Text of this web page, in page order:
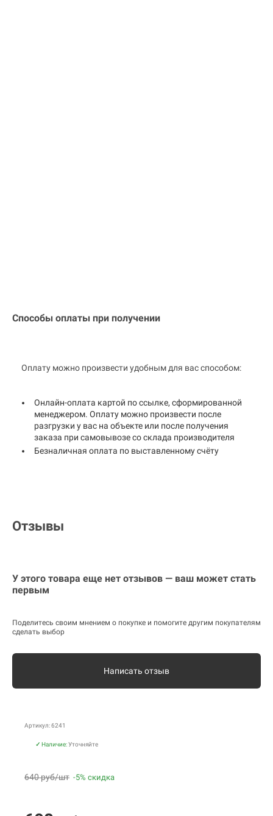
Способы оплаты при получении
Оплату можно произвести удобным для вас способом:
Онлайн-оплата картой по ссылке, сформированной
менеджером. Оплату можно произвести после
разгрузки у вас на объекте или после получения
заказа при самовывозе со склада производителя
Безналичная оплата по выставленному счёту
Отзывы
У этого товара еще нет отзывов — ваш может стать
первым
Поделитесь своим мнением о покупке и помогите другим покупателям
сделать выбор
Написать отзыв
Артикул: 6241
✓ Наличие:Уточняйте
640 руб/шт -5% скидка